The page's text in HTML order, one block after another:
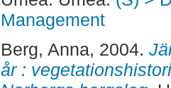
Management
Berg, Anna, 2004.
år :